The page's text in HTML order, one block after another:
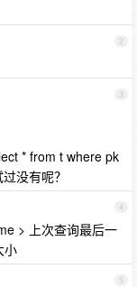
2
3
* from t where pk
没有呢？
4
> 上次查询最后一
小
5